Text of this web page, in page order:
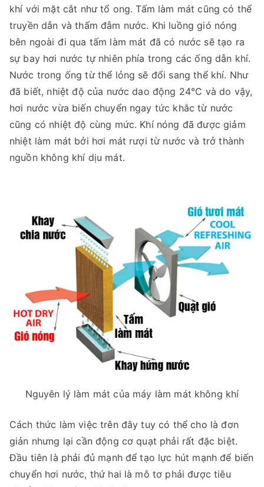
khí với mặt cắt như tổ ong. Tấm làm mát cũng có thể
truyền dẫn và thấm đẫm nước. Khi luồng gió nóng
bên ngoài đi qua tấm làm mát đã có nước sẽ tạo ra
sự bay hơi nước tự nhiên phía trong các ống dẫn khí.
Nước trong ống từ thể lỏng sẽ đổi sang thể khí. Như
đã biết, nhiệt độ của nước dao động 24°C và do vậy,
hơi nước vừa biến chuyển ngay tức khắc từ nước
cũng có nhiệt độ cùng mức. Khí nóng đã được giảm
nhiệt làm mát bởi hơi mát rượi từ nước và trở thành
nguồn không khí dịu mát.
Nguyên lý làm mát của máy làm mát không khí
Cách thức làm việc trên đây tuy có thể cho là đơn
giản nhưng lại cần động cơ quạt phải rất đặc biệt.
Đầu tiên là phải đủ mạnh để tạo lực hút mạnh để biến
chuyển hơi nước, thứ hai là mô tơ phải được tiêu